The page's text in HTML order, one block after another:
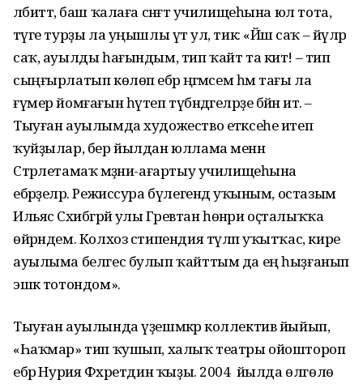
әлбиттә, баш ҡалаға сәнғәт училищеһына юл тота,
тәүге турҙы ла уңышлы үтә ул, тик: «Йәш саҡ – йүләр
саҡ, ауылды һағындым, тип ҡайт та кит! – тип
сыңғырлатып көлөп ебәрә әңгәмәсем һәм тағы ла
ғүмер йомғағын һүтеп түбәндәгеләрҙе бәйән итә. –
Тыуған ауылымда художество етәксеһе итеп
ҡуйҙылар, бер йылдан юллама менән
Стәрлетамаҡ мәҙәни-ағартыу училищеһына
ебәрҙеләр. Режиссура бүлегендә уҡыным, остазым
Ильяс Сәхибгәрәй улы Гәрәевтан һөнәри оҫталыҡҡа
өйрәндем. Колхоз стипендия түләп уҡытҡас, кире
ауылыма белгес булып ҡайттым да ең һыҙғанып
эшкә тотондом».
Тыуған ауылында үҙешмәкәр коллектив йыйып,
«Һаҡмар» тип ҡушып, халыҡ театры ойоштороп
ебәрә Нурия Фәхретдин ҡыҙы. 2004 йылда өлгөлө